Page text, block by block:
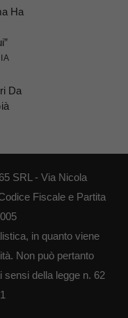
Ha
Da
SRL - Via Nicola
Fiscale e Partita
in quanto viene
Non può pertanto
sensi della legge n. 62